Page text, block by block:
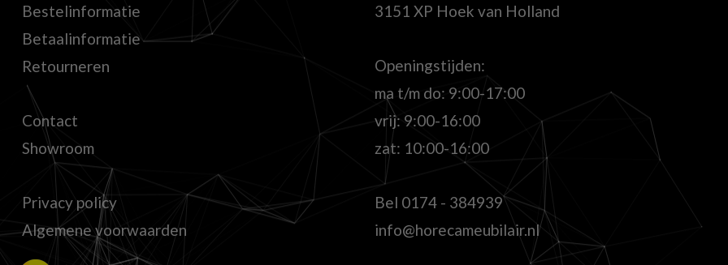
Bestelinformatie
Betaalinformatie
Retourneren
Contact
Showroom
Privacy policy
Algemene voorwaarden
3151 XP Hoek van Holland
Openingstijden:
ma t/m do: 9:00-17:00
vrij: 9:00-16:00
zat: 10:00-16:00
Bel 0174 - 384939
info@horecameubilair.nl